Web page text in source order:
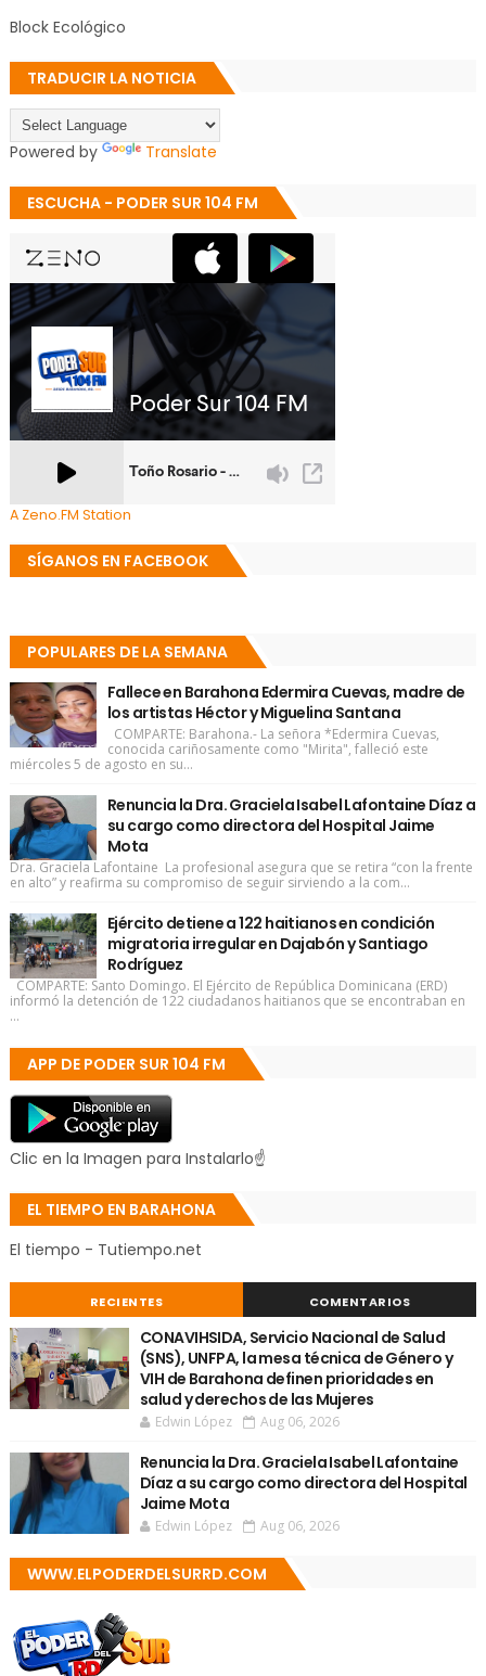
Block Ecológico
TRADUCIR LA NOTICIA
Powered by Translate
ESCUCHA - PODER SUR 104 FM
A Zeno.FM Station
SÍGANOS EN FACEBOOK
POPULARES DE LA SEMANA
Fallece en Barahona Edermira Cuevas, madre de
los artistas Héctor y Miguelina Santana
COMPARTE: Barahona.- La señora *Edermira Cuevas,
conocida cariñosamente como "Mirita", falleció este
miércoles 5 de agosto en su...
Renuncia la Dra. Graciela Isabel Lafontaine Díaz a
su cargo como directora del Hospital Jaime
Mota
Dra. Graciela Lafontaine La profesional asegura que se retira “con la frente
en alto” y reafirma su compromiso de seguir sirviendo a la com...
Ejército detiene a 122 haitianos en condición
migratoria irregular en Dajabón y Santiago
Rodríguez
COMPARTE: Santo Domingo. El Ejército de República Dominicana (ERD)
informó la detención de 122 ciudadanos haitianos que se encontraban en
...
APP DE PODER SUR 104 FM
Clic en la Imagen para Instalarlo☝
EL TIEMPO EN BARAHONA
El tiempo - Tutiempo.net
RECIENTES COMENTARIOS
CONAVIHSIDA, Servicio Nacional de Salud
(SNS), UNFPA, la mesa técnica de Género y
VIH de Barahona definen prioridades en
salud y derechos de las Mujeres
Edwin López Aug 06, 2026
Renuncia la Dra. Graciela Isabel Lafontaine
Díaz a su cargo como directora del Hospital
Jaime Mota
Edwin López Aug 06, 2026
WWW.ELPODERDELSURRD.COM